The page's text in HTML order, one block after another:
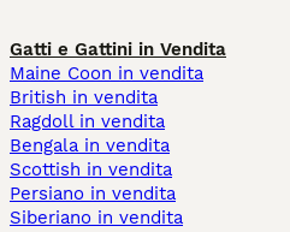
Gatti e Gattini in Vendita
Maine Coon in vendita
British in vendita
Ragdoll in vendita
Bengala in vendita
Scottish in vendita
Persiano in vendita
Siberiano in vendita